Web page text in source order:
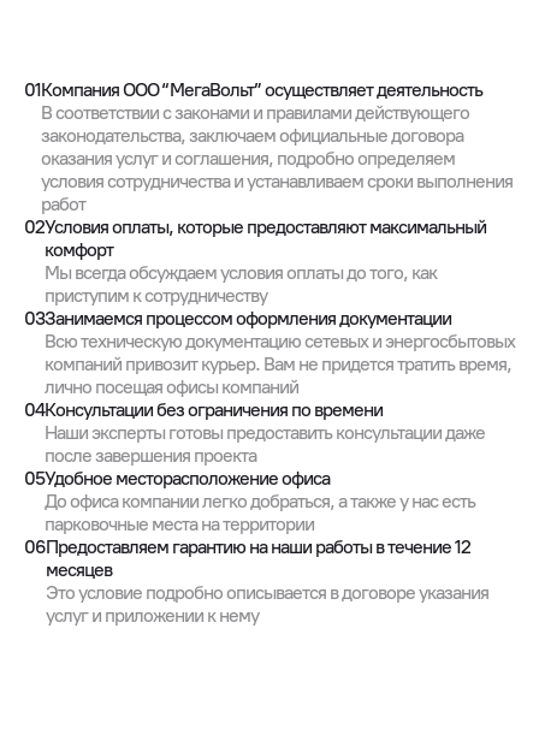
01Компания ООО “МегаВольт” осуществляет деятельность
В соответствии с законами и правилами действующего
законодательства, заключаем официальные договора
оказания услуг и соглашения, подробно определяем
условия сотрудничества и устанавливаем сроки выполнения
работ
02Условия оплаты, которые предоставляют максимальный
комфорт
Мы всегда обсуждаем условия оплаты до того, как
приступим к сотрудничеству
03Занимаемся процессом оформления документации
Всю техническую документацию сетевых и энергосбытовых
компаний привозит курьер. Вам не придется тратить время,
лично посещая офисы компаний
04Консультации без ограничения по времени
Наши эксперты готовы предоставить консультации даже
после завершения проекта
05Удобное месторасположение офиса
До офиса компании легко добраться, а также у нас есть
парковочные места на территории
06Предоставляем гарантию на наши работы в течение 12
месяцев
Это условие подробно описывается в договоре указания
услуг и приложении к нему